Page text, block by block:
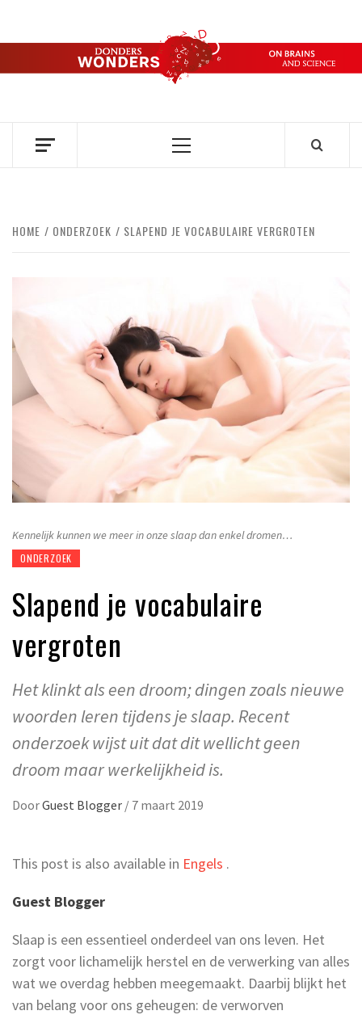
de
DONDERS
OVER HERSENEN EN WETENSCHAP // ON BRAINS AND
Primair
HOME ONDERZOEK SLAPEND JE VOCABULAIRE VERGROTEN
Kennelijk kunnen we meer in onze slaap dan enkel dromen…
ONDERZOEK
Slapend je vocabulaire
vergroten
Het klinkt als een droom; dingen zoals nieuwe
woorden leren tijdens je slaap. Recent
onderzoek wijst uit dat dit wellicht geen
droom maar werkelijkheid is.
DoorGuest Blogger / 7 maart 2019
This post is also available in Engels .
Guest Blogger
Slaap is een essentieel onderdeel van ons leven. Het
zorgt voor lichamelijk herstel en de verwerking van alles
wat we overdag hebben meegemaakt. Daarbij blijkt het
van belang voor ons geheugen: de verworven